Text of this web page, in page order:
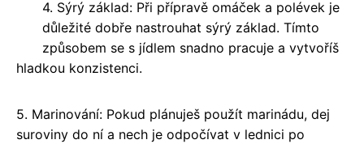
4. Sýrý základ: Při přípravě omáček a polévek je
důležité dobře nastrouhat sýrý základ. Tímto
způsobem se s jídlem snadno pracuje a vytvoříš
hladkou konzistenci.
5. Marinování: Pokud plánuješ použít marinádu, dej
suroviny do ní a nech je odpočívat v lednici po